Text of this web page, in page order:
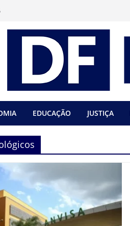
EDUCAÇÃO JUSTIÇA